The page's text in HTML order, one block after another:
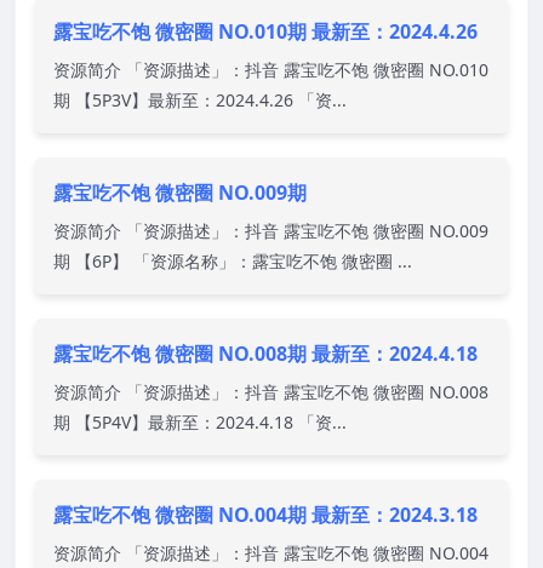
露宝吃不饱 微密圈 NO.010期 最新至：2024.4.26
资源简介 「资源描述」：抖音 露宝吃不饱 微密圈 NO.010
期 【5P3V】最新至：2024.4.26 「资...
露宝吃不饱 微密圈 NO.009期
资源简介 「资源描述」：抖音 露宝吃不饱 微密圈 NO.009
期 【6P】 「资源名称」：露宝吃不饱 微密圈 ...
露宝吃不饱 微密圈 NO.008期 最新至：2024.4.18
资源简介 「资源描述」：抖音 露宝吃不饱 微密圈 NO.008
期 【5P4V】最新至：2024.4.18 「资...
露宝吃不饱 微密圈 NO.004期 最新至：2024.3.18
资源简介 「资源描述」：抖音 露宝吃不饱 微密圈 NO.004